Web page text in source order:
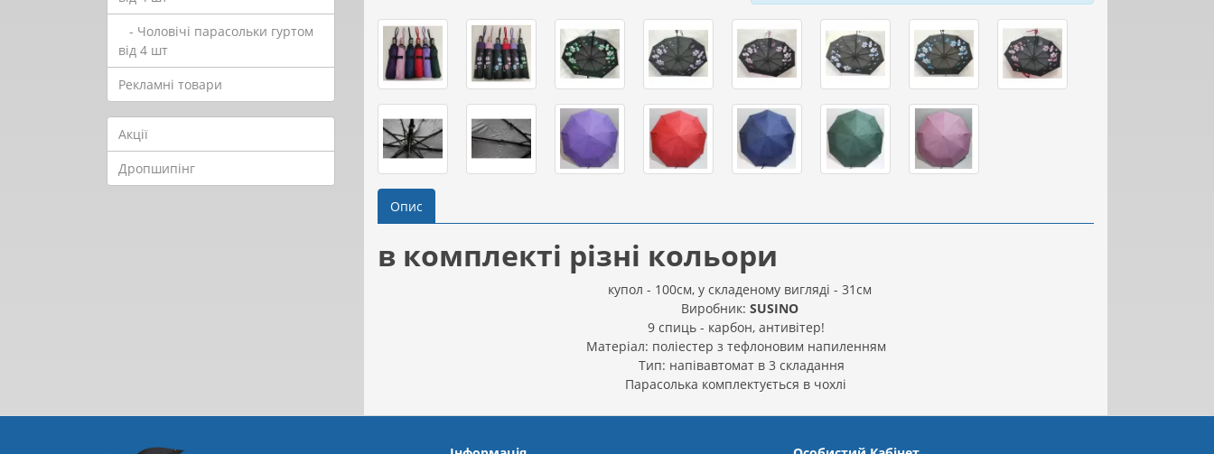
- Чоловічі парасольки гуртом
від 4 шт
Рекламні товари
Акції
Дропшипінг
Опис
в комплекті різні кольори
купол - 100см, у складеному вигляді - 31см
Виробник: SUSINO
9 спиць - карбон, антивітер!
Матеріал: поліестер з тефлоновим напиленням
Тип: напівавтомат в 3 складання
Парасолька комплектується в чохлі